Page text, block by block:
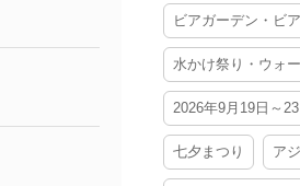
ビアガーデン・ビ
水かけ祭り・ウォ
2026年9月19日～
七夕まつり ア